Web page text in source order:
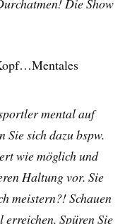
Die Show
mental auf
Sie sich dazu bspw.
wie möglich und
Haltung vor. Sie
meistern?! Schauen
Spüren Sie